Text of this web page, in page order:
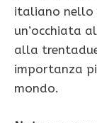
italiano nello
un’occhiata
alla
importanza
mondo.